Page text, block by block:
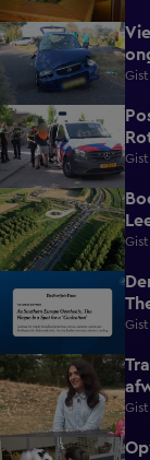
0:30
0:26
0:33
2:04
1:56